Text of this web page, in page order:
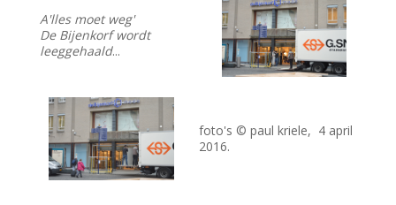
A'lles moet weg'
De Bijenkorf wordt
leeggehaald...
foto's © paul kriele, 4 april
2016.